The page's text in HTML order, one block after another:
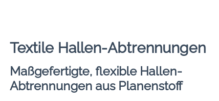
Textile Hallen-Abtrennungen
Maßgefertigte, flexible Hallen-
Abtrennungen aus Planenstoff